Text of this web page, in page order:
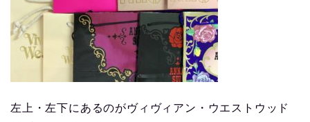
左上・左下にあるのがヴィヴィアン・ウエストウッド